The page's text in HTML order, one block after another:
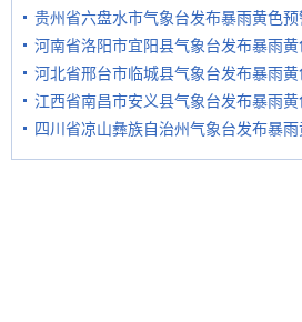
贵州省六盘水市气象台发布暴雨黄色预
河南省洛阳市宜阳县气象台发布暴雨
河北省邢台市临城县气象台发布暴雨
江西省南昌市安义县气象台发布暴雨
四川省凉山彝族自治州气象台发布暴